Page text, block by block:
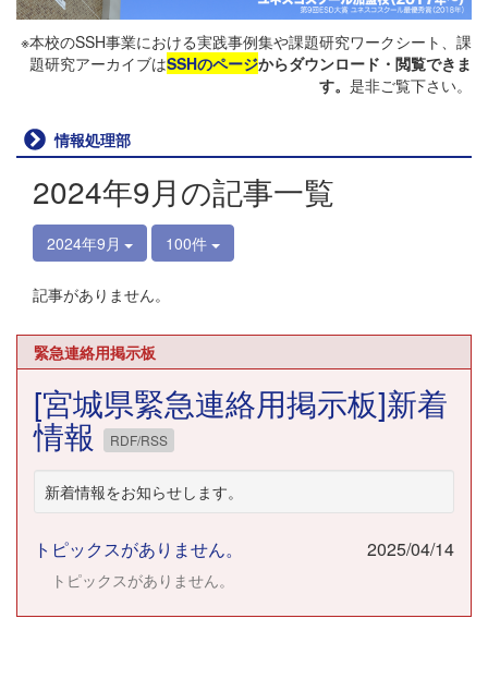
※本校のSSH事業における実践事例集や課題研究ワークシート、課
題研究アーカイブはSSHのページからダウンロード・閲覧できま
す。 是非ご覧下さい。
情報処理部
2024年9月の記事一覧
2024年9月 100件
記事がありません。
緊急連絡用掲示板
[宮城県緊急連絡用掲示板]新着
情報 RDF/RSS
新着情報をお知らせします。
トピックスがありません。 2025/04/14
トピックスがありません。